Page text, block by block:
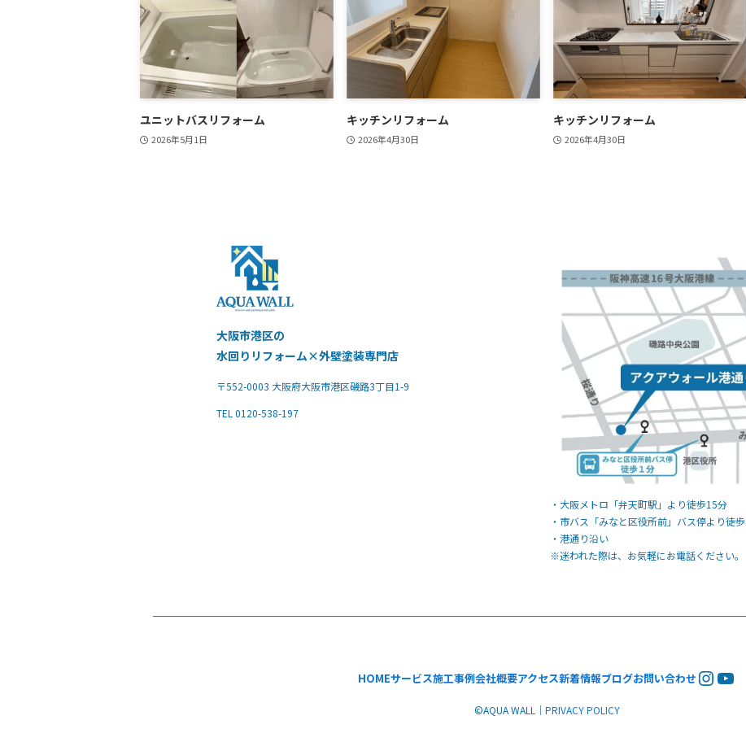
ユニットバスリフォーム
2026年5月1日
キッチンリフォーム
2026年4月30日
キッチンリフォーム
2026年4月30日
大阪市港区の
水回りリフォーム×外壁塗装専門店
〒552-0003 大阪府大阪市港区磯路3丁目1-9
TEL 0120-538-197
・大阪メトロ「弁天町駅」より徒歩15分
・市バス「みなと区役所前」バス停より徒
・港通り沿い
※迷われた際は、お気軽にお電話ください。
HOMEサービス施工事例会社概要アクセス新着情報ブログお問い合わせ
©︎AQUA WALL｜ PRIVACY POLICY